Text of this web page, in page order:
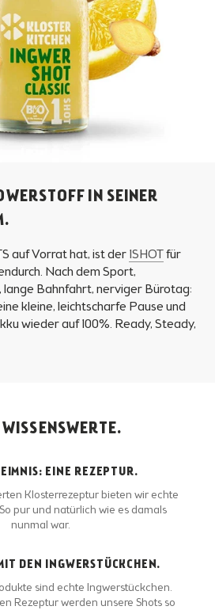
IN SEINER
auf Vorrat hat, ist der 1SHOT für
Nach dem Sport,
Bahnfahrt, nerviger Bürotag:
kleine, leichtscharfe Pause und
wieder auf 100%. Ready, Steady,
EINE REZEPTUR.
Klosterrezeptur bieten wir echte
pur und natürlich wie es damals
nunmal war.
DEN INGWERSTÜCKCHEN.
sind echte Ingwerstückchen.
Rezeptur werden unsere Shots so